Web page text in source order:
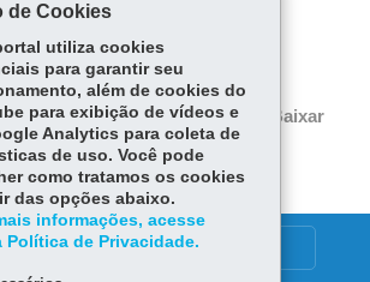
COMPARTILHE:
Fa
ce
bo
ok
Tw
itt
er
ha
ts
Ap
p
Início Imprimir Baixar
CORRUPÇÃO
de Cookies
utiliza cookies
para garantir seu
além de cookies do
para exibição de vídeos e
Analytics para coleta de
de uso. Você pode
como tratamos os cookies
das opções abaixo.
informações, acesse
Política de Privacidade.